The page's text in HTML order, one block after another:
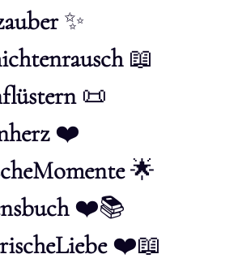
✨
📖
📜
❤️
🌟
❤️📚
❤️📖